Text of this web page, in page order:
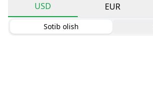
USD
EUR
Sotib olish